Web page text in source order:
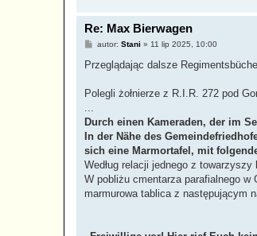
Re: Max Bierwagen
P
s
autor: Stani » 11 lip 2025, 10:00
Przeglądając dalsze
Polegli żołnierze z R.I.R. 272 pod
Durch einen Kameraden, der im
In der Nähe des
sich eine Marmortafel, mit
Według relacji jednego z
W pobliżu cmentarza parafialnego
marmurowa tablica z następującym